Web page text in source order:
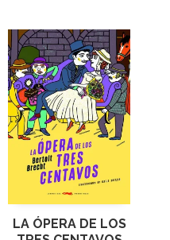
LA ÓPERA DE LOS